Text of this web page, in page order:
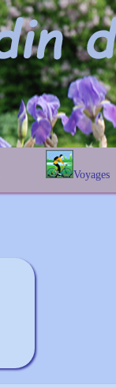
Voyages
En Belgique